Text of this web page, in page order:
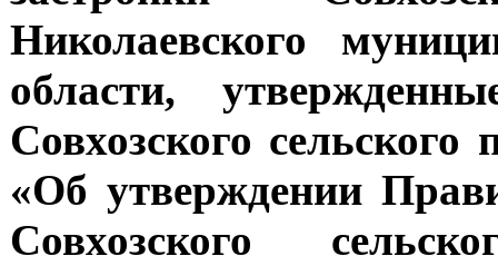
Николаевского
области,
Совхозского
«Об утверждении
Совхозского